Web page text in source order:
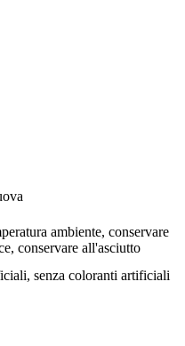
ambiente, conservare
conservare all'asciutto
senza coloranti artificiali